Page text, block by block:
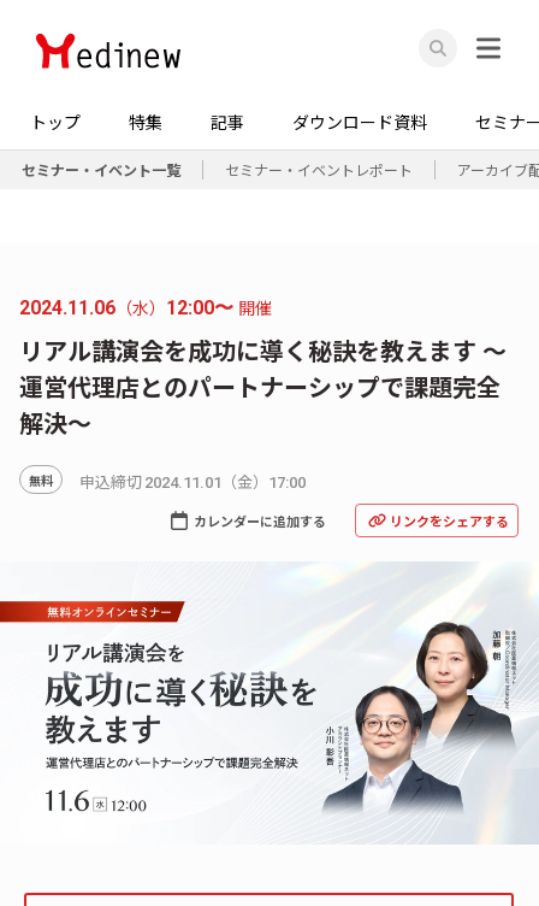
トップ 特集 記事 ダウンロード資料 セミナ
セミナー・イベント一覧 セミナー・イベントレポート アーカイブ
2024.11.06 （水） 12:00〜 開催
リアル講演会を成功に導く秘訣を教えます ～
運営代理店とのパートナーシップで課題完全
解決～
無料 申込締切 2024.11.01 （金） 17:00
カレンダーに追加する リンクをシェアする